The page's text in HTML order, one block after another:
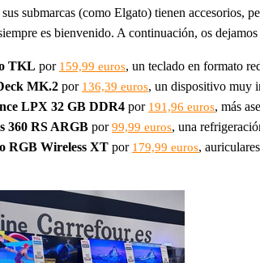
submarcas (como Elgato) tienen accesorios,
es bienvenido. A continuación, os
TKL por 159,99 euros, un teclado en formato
MK.2 por 136,39 euros, un dispositivo muy
LPX 32 GB DDR4 por 191,96 euros, más
360 RS ARGB por99,99 euros, una
RGB Wireless XT por 179,99 euros,